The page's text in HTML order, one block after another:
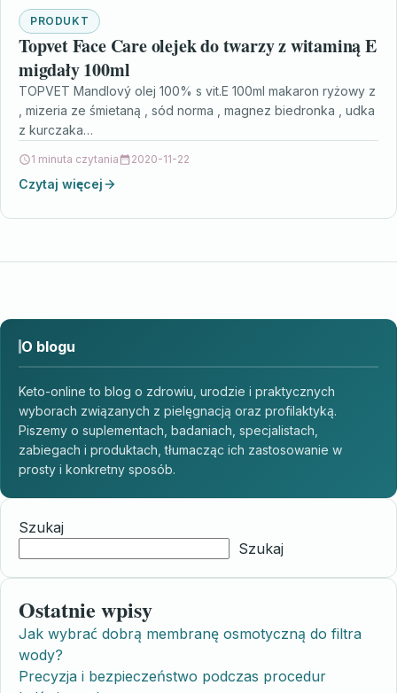
PRODUKT
Topvet Face Care olejek do twarzy z witaminą E
migdały 100ml
TOPVET Mandlový olej 100% s vit.E 100ml makaron ryżowy z
, mizeria ze śmietaną , sód norma , magnez biedronka , udka
z kurczaka…
1 minuta czytania 2020-11-22
Czytaj więcej
O blogu
Keto-online to blog o zdrowiu, urodzie i praktycznych
wyborach związanych z pielęgnacją oraz profilaktyką.
Piszemy o suplementach, badaniach, specjalistach,
zabiegach i produktach, tłumacząc ich zastosowanie w
prosty i konkretny sposób.
Szukaj
Szukaj
Ostatnie wpisy
Jak wybrać dobrą membranę osmotyczną do filtra
wody?
Precyzja i bezpieczeństwo podczas procedur